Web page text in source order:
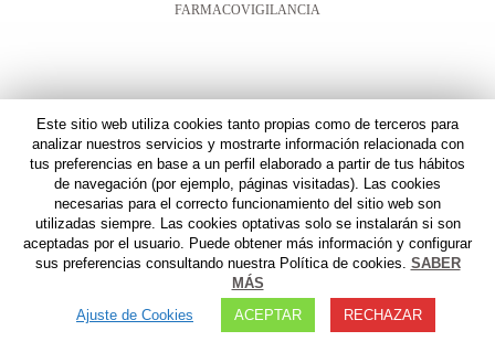
FARMACOVIGILANCIA
Este sitio web utiliza cookies tanto propias como de terceros para
analizar nuestros servicios y mostrarte información relacionada con
tus preferencias en base a un perfil elaborado a partir de tus hábitos
de navegación (por ejemplo, páginas visitadas). Las cookies
necesarias para el correcto funcionamiento del sitio web son
utilizadas siempre. Las cookies optativas solo se instalarán si son
aceptadas por el usuario. Puede obtener más información y configurar
sus preferencias consultando nuestra Política de cookies. SABER
MÁS
Ajuste de Cookies
ACEPTAR RECHAZAR